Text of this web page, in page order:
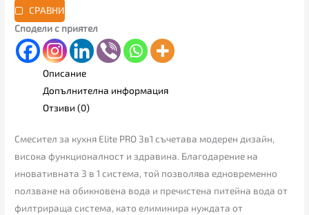
СРАВНИ
Сподели с приятел
Описание
Допълнителна информация
Отзиви (0)
Смесител за кухня Elite PRO 3в1 съчетава модерен дизайн,
висока функционалност и здравина. Благодарение на
иновативната 3 в 1 система, той позволява едновременно
ползване на обикновена вода и пречистена питейна вода от
филтрираща система, като елиминира нуждата от